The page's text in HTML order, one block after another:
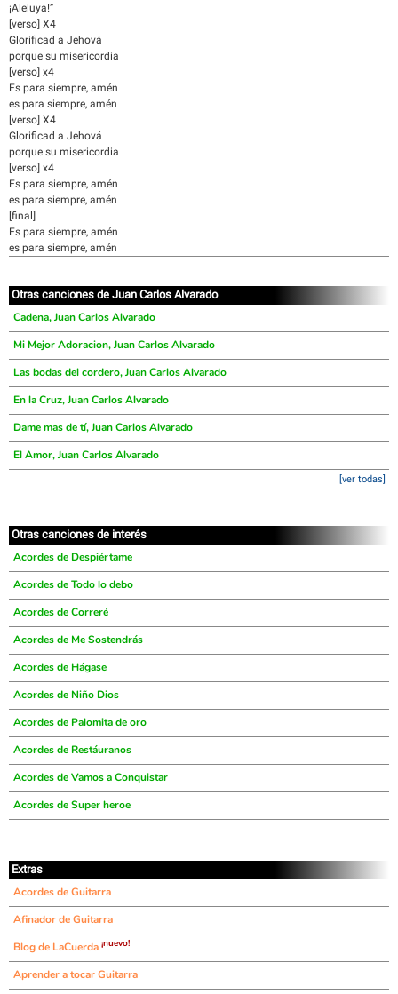
¡Aleluya!”
[verso] X4
Glorificad a Jehová
porque su misericordia
[verso] x4
Es para siempre, amén
es para siempre, amén
[verso] X4
Glorificad a Jehová
porque su misericordia
[verso] x4
Es para siempre, amén
es para siempre, amén
[final]
Es para siempre, amén
es para siempre, amén
Otras canciones de Juan Carlos Alvarado
Cadena, Juan Carlos Alvarado
Mi Mejor Adoracion, Juan Carlos Alvarado
Las bodas del cordero, Juan Carlos Alvarado
En la Cruz, Juan Carlos Alvarado
Dame mas de tí, Juan Carlos Alvarado
El Amor, Juan Carlos Alvarado
[ver todas]
Otras canciones de interés
Acordes de Despiértame
Acordes de Todo lo debo
Acordes de Correré
Acordes de Me Sostendrás
Acordes de Hágase
Acordes de Niño Dios
Acordes de Palomita de oro
Acordes de Restáuranos
Acordes de Vamos a Conquistar
Acordes de Super heroe
Extras
Acordes de Guitarra
Afinador de Guitarra
Blog de LaCuerda ¡nuevo!
Aprender a tocar Guitarra